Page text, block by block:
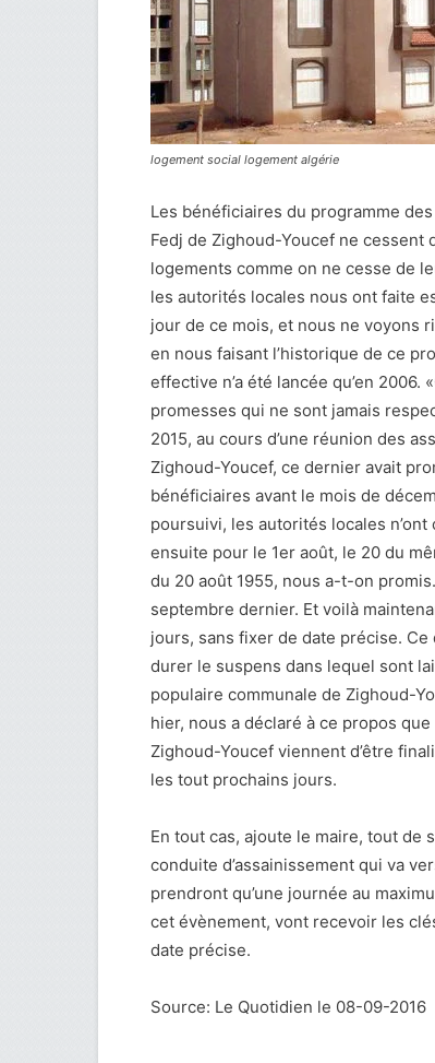
logement social logement algérie
Les bénéficiaires du programme
Fedj de Zighoud-Youcef ne
logements comme on ne cesse de
les autorités locales nous ont faite
jour de ce mois, et nous ne voyons
en nous faisant l’historique de ce
effective n’a été lancée qu’en
promesses qui ne sont jamais
2015, au cours d’une réunion des
Zighoud-Youcef, ce dernier avait
bénéficiaires avant le mois de
poursuivi, les autorités locales
ensuite pour le 1er août, le 20 du
du 20 août 1955, nous a-t-on
septembre dernier. Et voilà
jours, sans fixer de date précise.
durer le suspens dans lequel sont
populaire communale de Zighoud-
hier, nous a déclaré à ce propos
Zighoud-Youcef viennent d’être
les tout prochains jours.
En tout cas, ajoute le maire, tout de
conduite d’assainissement qui va
prendront qu’une journée au
cet évènement, vont recevoir les
date précise.
Source: Le Quotidien le 08-09-2016